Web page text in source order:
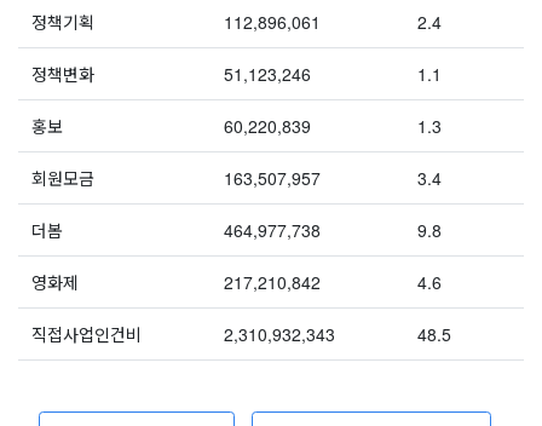
정책기획 112,896,061 2.4
정책변화 51,123,246 1.1
홍보 60,220,839 1.3
회원모금 163,507,957 3.4
더봄 464,977,738 9.8
영화제 217,210,842 4.6
직접사업인건비 2,310,932,343 48.5